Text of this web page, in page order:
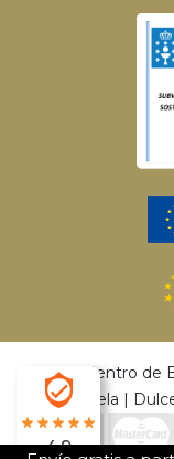
© 2026 Centro de
Compostela |
4.9